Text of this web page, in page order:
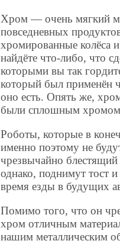
Хром — очень мягкий
повседневных
хромированные колёса
найдёте что-либо, что
которыми вы так
который был применён
оно есть. Опять же,
были сплошным
Роботы, которые в
именно поэтому не
чрезвычайно
однако, поднимут тост
время езды в будущих
Помимо того, что он
хром отличным
нашим металлическим